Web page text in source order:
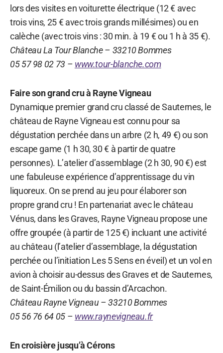
lors des visites en voiturette électrique (12 € avec
trois vins, 25 € avec trois grands millésimes) ou en
calèche (avec trois vins : 30 min. à 19 € ou 1 h à 35 €).
Château La Tour Blanche – 33210 Bommes
05 57 98 02 73 – www.tour-blanche.com
Faire son grand cru à Rayne Vigneau
Dynamique premier grand cru classé de Sauternes, le
château de Rayne Vigneau est connu pour sa
dégustation perchée dans un arbre (2 h, 49 €) ou son
escape game (1 h 30, 30 € à partir de quatre
personnes). L’atelier d’assemblage (2 h 30, 90 €) est
une fabuleuse expérience d’apprentissage du vin
liquoreux. On se prend au jeu pour élaborer son
propre grand cru ! En partenariat avec le château
Vénus, dans les Graves, Rayne Vigneau propose une
offre groupée (à partir de 125 €) incluant une activité
au château (l’atelier d’assemblage, la dégustation
perchée ou l’initiation Les 5 Sens en éveil) et un vol en
avion à choisir au-dessus des Graves et de Sauternes,
de Saint-Émilion ou du bassin d’Arcachon.
Château Rayne Vigneau – 33210 Bommes
05 56 76 64 05 – www.raynevigneau.fr
En croisière jusqu’à Cérons